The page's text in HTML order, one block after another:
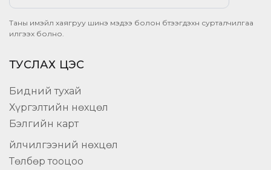
Таны имэйл хаягруу шинэ мэдээ болон бүтээгдэхүүн сурталчилгаа
илгээх болно.
ТУСЛАХ ЦЭС
Бидний тухай
Хүргэлтийн нөхцөл
Бэлгийн карт
Үйлчилгээний нөхцөл
Төлбөр тооцоо